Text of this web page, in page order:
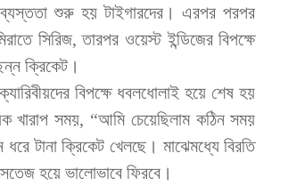
ব্যস্ততা শুরু হয় টাইগারদের। এরপর পরপর
সিরিজ, তারপর ওয়েস্ট ইন্ডিজের বিপক্ষে
ক্রিকেট।
বিপক্ষে ধবলধোলাই হয়ে শেষ হয়
খারাপ সময়, “আমি চেয়েছিলাম কঠিন সময়
টানা ক্রিকেট খেলছে। মাঝেমধ্যে বিরতি
হয়ে ভালোভাবে ফিরবে।